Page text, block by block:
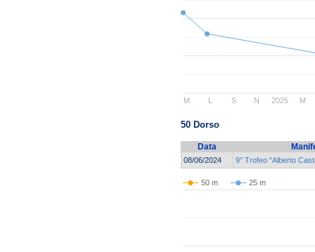
2025
M L S N M
50 Dorso
Data
08/06/2024 9° Trofeo “Alberto
50 m 25 m